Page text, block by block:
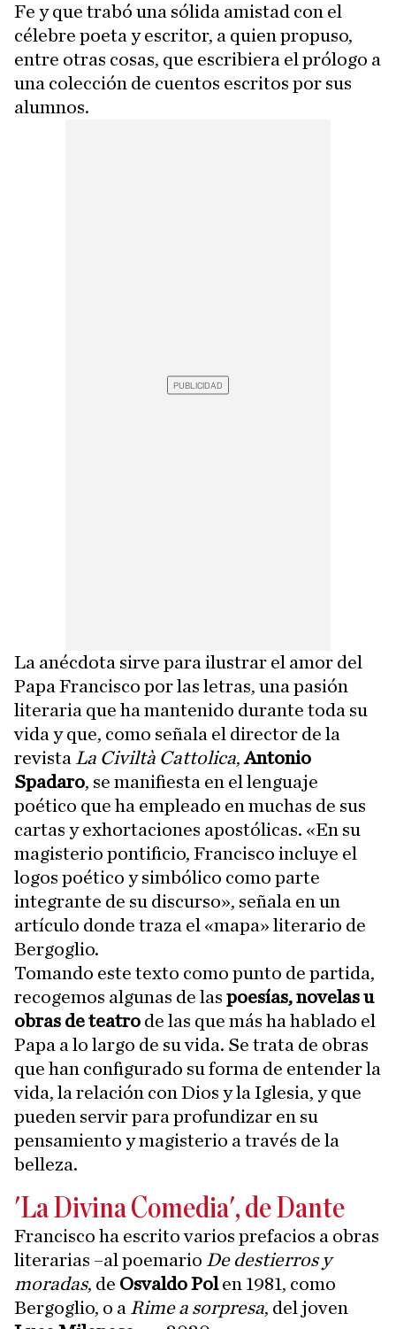
Fe y que trabó una sólida amistad con el
célebre poeta y escritor, a quien propuso,
entre otras cosas, que escribiera el prólogo a
una colección de cuentos escritos por sus
alumnos.
La anécdota sirve para ilustrar el amor del
Papa Francisco por las letras, una pasión
literaria que ha mantenido durante toda su
vida y que, como señala el director de la
revista La Civiltà Cattolica,Antonio
Spadaro, se manifiesta en el lenguaje
poético que ha empleado en muchas de sus
cartas y exhortaciones apostólicas. «En su
magisterio pontificio, Francisco incluye el
logos poético y simbólico como parte
integrante de su discurso», señala en un
artículo donde traza el «mapa» literario de
Bergoglio.
Tomando este texto como punto de partida,
recogemos algunas de las poesías, novelas u
obras de teatro de las que más ha hablado el
Papa a lo largo de su vida. Se trata de obras
que han configurado su forma de entender la
vida, la relación con Dios y la Iglesia, y que
pueden servir para profundizar en su
pensamiento y magisterio a través de la
belleza.
'La Divina Comedia', de Dante
Francisco ha escrito varios prefacios a obras
literarias –al poemario De destierros y
moradas, de Osvaldo Polen 1981, como
Bergoglio, o a Rime a sorpresa, del joven